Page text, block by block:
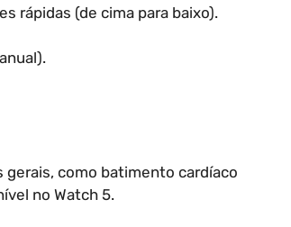
rápidas (de cima para baixo).
gerais, como batimento cardíaco
no Watch 5.